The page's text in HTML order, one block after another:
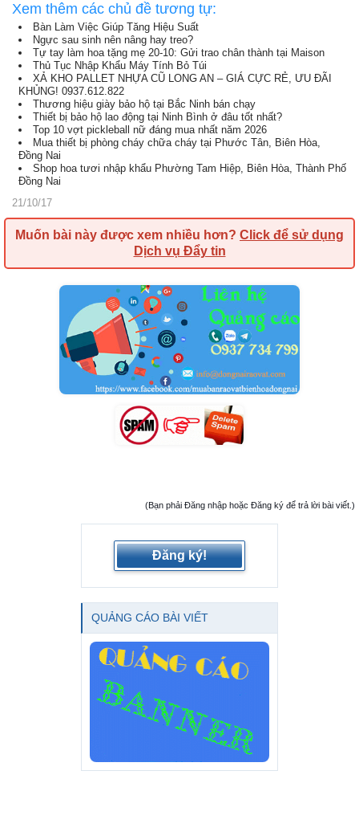
Xem thêm các chủ đề tương tự:
Bàn Làm Việc Giúp Tăng Hiệu Suất
Ngực sau sinh nên nâng hay treo?
Tự tay làm hoa tặng mẹ 20-10: Gửi trao chân thành tại Maison
Thủ Tục Nhập Khẩu Máy Tính Bỏ Túi
XẢ KHO PALLET NHỰA CŨ LONG AN – GIÁ CỰC RẺ, ƯU ĐÃI
KHỦNG! 0937.612.822
Thương hiệu giày bảo hộ tại Bắc Ninh bán chạy
Thiết bị bảo hộ lao động tại Ninh Bình ở đâu tốt nhất?
Top 10 vợt pickleball nữ đáng mua nhất năm 2026
Mua thiết bị phòng cháy chữa cháy tại Phước Tân, Biên Hòa,
Đồng Nai
Shop hoa tươi nhập khẩu Phường Tam Hiệp, Biên Hòa, Thành Phố
Đồng Nai
21/10/17
Muốn bài này được xem nhiều hơn? Click để sử dụng
Dịch vụ Đẩy tin
(Bạn phải Đăng nhập hoặc Đăng ký để trả lời bài viết.)
Đăng ký!
QUẢNG CÁO BÀI VIẾT